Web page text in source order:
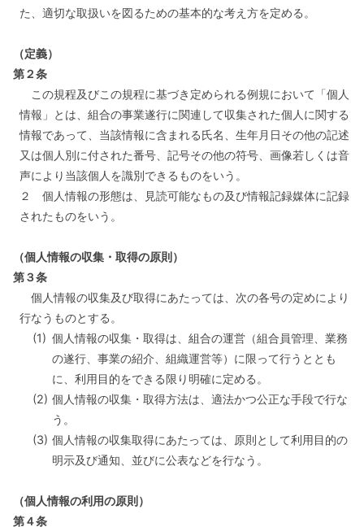
た、適切な取扱いを図るための基本的な考え方を定める。
（定義）
第２条
この規程及びこの規程に基づき定められる例規において「個人
情報」とは、組合の事業遂行に関連して収集された個人に関する
情報であって、当該情報に含まれる氏名、生年月日その他の記述
又は個人別に付された番号、記号その他の符号、画像若しくは音
声により当該個人を識別できるものをいう。
２ 個人情報の形態は、見読可能なもの及び情報記録媒体に記録
されたものをいう。
（個人情報の収集・取得の原則）
第３条
個人情報の収集及び取得にあたっては、次の各号の定めにより
行なうものとする。
(1) 個人情報の収集・取得は、組合の運営（組合員管理、業務
の遂行、事業の紹介、組織運営等）に限って行うととも
に、利用目的をできる限り明確に定める。
(2) 個人情報の収集・取得方法は、適法かつ公正な手段で行な
う。
(3) 個人情報の収集取得にあたっては、原則として利用目的の
明示及び通知、並びに公表などを行なう。
（個人情報の利用の原則）
第４条